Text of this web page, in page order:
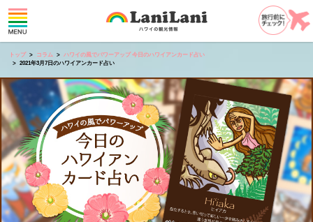
トップ コラム
ハワイの風でパワーアップ 今日のハワイアンカード占い
2021年3月7日のハワイアンカード占い